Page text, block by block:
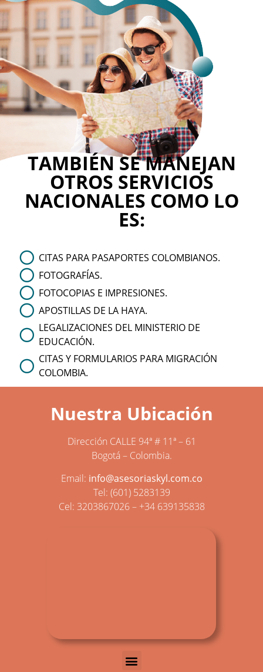
TAMBIÉN SE MANEJAN
OTROS SERVICIOS
NACIONALES COMO LO
ES:
CITAS PARA PASAPORTES COLOMBIANOS.
FOTOGRAFÍAS.
FOTOCOPIAS E IMPRESIONES.
APOSTILLAS DE LA HAYA.
LEGALIZACIONES DEL MINISTERIO DE
EDUCACIÓN.
CITAS Y FORMULARIOS PARA MIGRACIÓN
COLOMBIA.
Nuestra Ubicación
Dirección CALLE 94ª # 11ª – 61
Bogotá – Colombia.
Email: info@asesoriaskyl.com.co
Tel: (601) 5283139
Cel: 3203867026 – +34 639135838